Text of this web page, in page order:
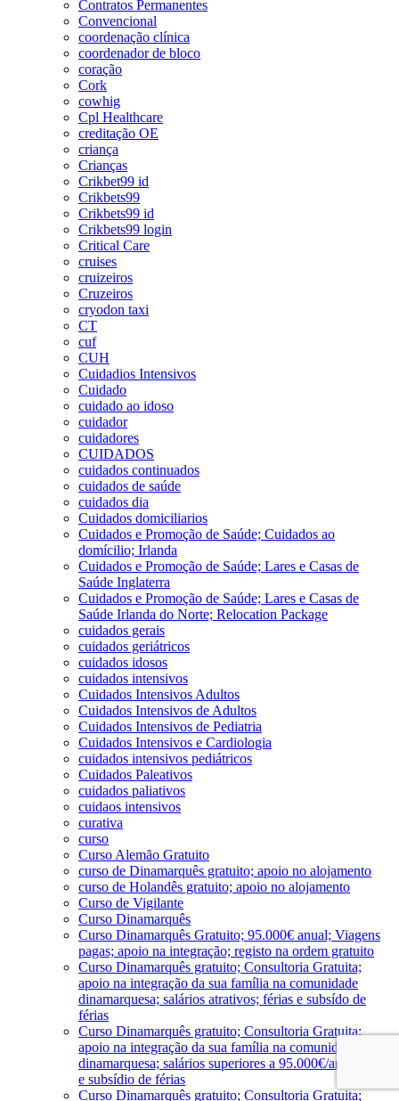
Contratos Permanentes
Convencional
coordenação clínica
coordenador de bloco
coração
Cork
cowhig
Cpl Healthcare
creditação OE
criança
Crianças
Crikbet99 id
Crikbets99
Crikbets99 id
Crikbets99 login
Critical Care
cruises
cruizeiros
Cruzeiros
cryodon taxi
CT
cuf
CUH
Cuidadios Intensivos
Cuidado
cuidado ao idoso
cuidador
cuidadores
CUIDADOS
cuidados continuados
cuidados de saúde
cuidados dia
Cuidados domiciliarios
Cuidados e Promoção de Saúde; Cuidados ao
domícilio; Irlanda
Cuidados e Promoção de Saúde; Lares e Casas de
Saúde Inglaterra
Cuidados e Promoção de Saúde; Lares e Casas de
Saúde Irlanda do Norte; Relocation Package
cuidados gerais
cuidados geriátricos
cuidados idosos
cuidados intensivos
Cuidados Intensivos Adultos
Cuidados Intensivos de Adultos
Cuidados Intensivos de Pediatria
Cuidados Intensivos e Cardiologia
cuidados intensivos pediátricos
Cuidados Paleativos
cuidados paliativos
cuidaos intensivos
curativa
curso
Curso Alemão Gratuito
curso de Dinamarquês gratuito; apoio no alojamento
curso de Holandês gratuito; apoio no alojamento
Curso de Vigilante
Curso Dinamarquês
Curso Dinamarquês Gratuito; 95.000€ anual; Viagens
pagas; apoio na integração; registo na ordem gratuito
Curso Dinamarquês gratuito; Consultoria Gratuita;
apoio na integração da sua família na comunidade
dinamarquesa; salários atrativos; férias e subsído de
férias
Curso Dinamarquês gratuito; Consultoria Gratuita;
apoio na integração da sua família na comunidade
dinamarquesa; salários superiores a 95.000€/ano; férias
e subsídio de férias
Curso Dinamarquês gratuito; Consultoria Gratuita;